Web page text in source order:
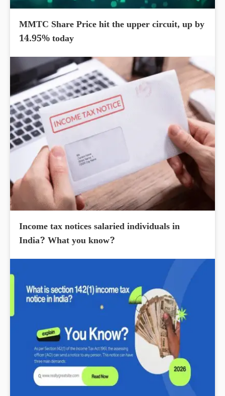
MMTC Share Price hit the upper circuit, up by
14.95% today
Income tax notices salaried individuals in
India? What you know?